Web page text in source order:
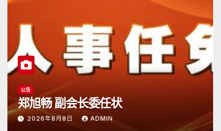
公告
郑旭畅 副会长委任状
2026年8月8日 ADMIN